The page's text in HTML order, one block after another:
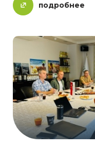
подробнее